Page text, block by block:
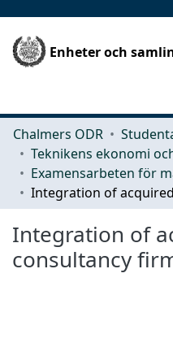
Enheter och
Chalmers ODR
Integration of
consultancy